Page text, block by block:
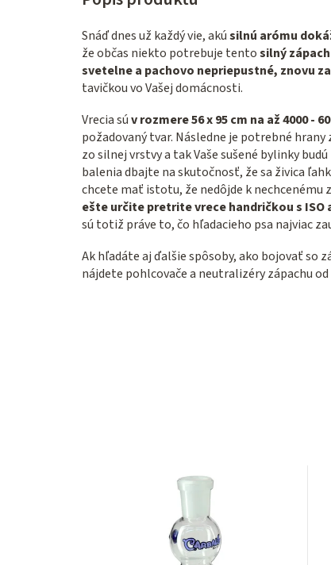
Snáď dnes už každý vie, akúsilnú arómu
že občas niekto potrebuje tentosilný
svetelne a pachovo nepriepustné, znovu
tavičkou vo Vašej domácnosti.
Vrecia súv rozmere 56 x 95 cm na až 4000 -
požadovaný tvar. Následne je potrebné
zo silnej vrstvy a tak Vaše sušené bylinky
balenia dbajte na skutočnosť, že sa živica
chcete mať istotu, že nedôjde k nechcenému
ešte určite pretrite vrece handričkou s
sú totiž práve to, čo hľadacieho psa najviac
Ak hľadáte aj ďalšie spôsoby, ako bojovať so
nájdete pohlcovače a neutralizéry zápachu